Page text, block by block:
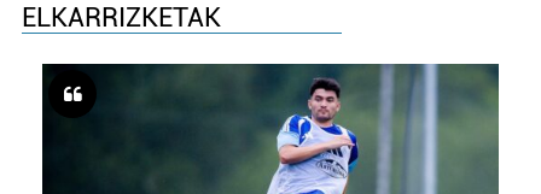
ELKARRIZKETAK